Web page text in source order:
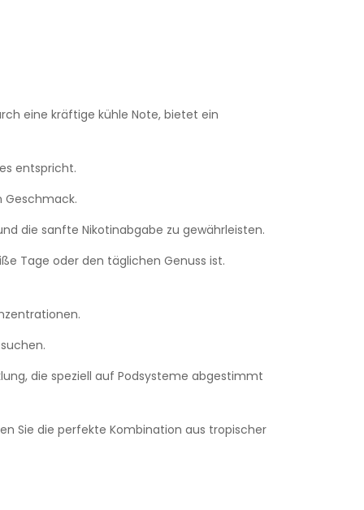
eine kräftige kühle Note, bietet ein
entspricht.
Geschmack.
die sanfte Nikotinabgabe zu gewährleisten.
Tage oder den täglichen Genuss ist.
die speziell auf Podsysteme abgestimmt
Sie die perfekte Kombination aus tropischer